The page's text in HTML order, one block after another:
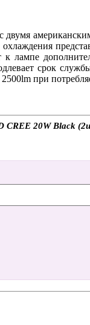
к лампе
срок
при
20W Black